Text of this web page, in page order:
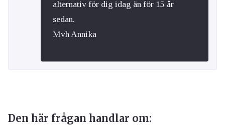
alternativ för dig idag än för 15 år
sedan.
Mvh Annika
Den här frågan handlar om: